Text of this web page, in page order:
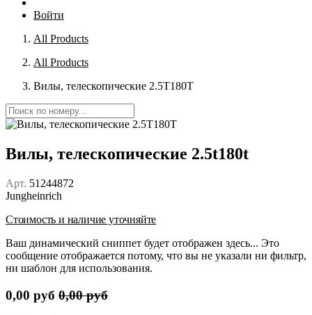
Войти
All Products
All Products
Вилы, телескопические 2.5T180T
Вилы, телескопические 2.5t180t
Арт. 51244872
Jungheinrich
Стоимость и наличие уточняйте
Ваш динамический сниппет будет отображен здесь... Это
сообщение отображается потому, что вы не указали ни фильтр,
ни шаблон для использования.
0,00 руб 0,00руб